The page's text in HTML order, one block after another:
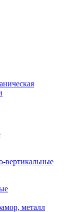
вертикальные
металл